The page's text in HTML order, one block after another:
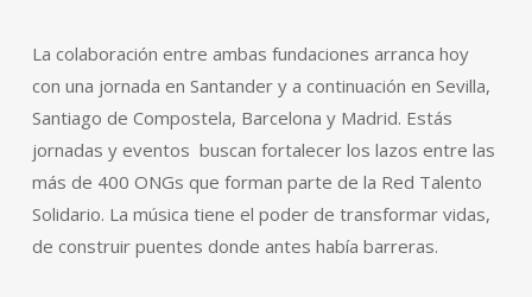
La colaboración entre ambas fundaciones arranca hoy
con una jornada en Santander y a continuación en Sevilla,
Santiago de Compostela, Barcelona y Madrid. Estás
jornadas y eventos buscan fortalecer los lazos entre las
más de 400 ONGs que forman parte de la Red Talento
Solidario. La música tiene el poder de transformar vidas,
de construir puentes donde antes había barreras.